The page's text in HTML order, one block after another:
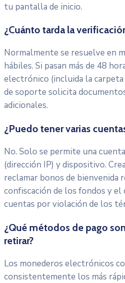
tu pantalla de inicio.
¿Cuánto tarda la
Normalmente se resuelve en
hábiles. Si pasan más de 48
electrónico (incluida la
de soporte solicita
adicionales.
¿Puedo tener varias
No. Solo se permite una
(dirección IP) y dispositivo.
reclamar bonos de bienvenida
confiscación de los fondos y el
cuentas por violación de los
¿Qué métodos de pago
retirar?
Los monederos electrónicos
consistentemente los más